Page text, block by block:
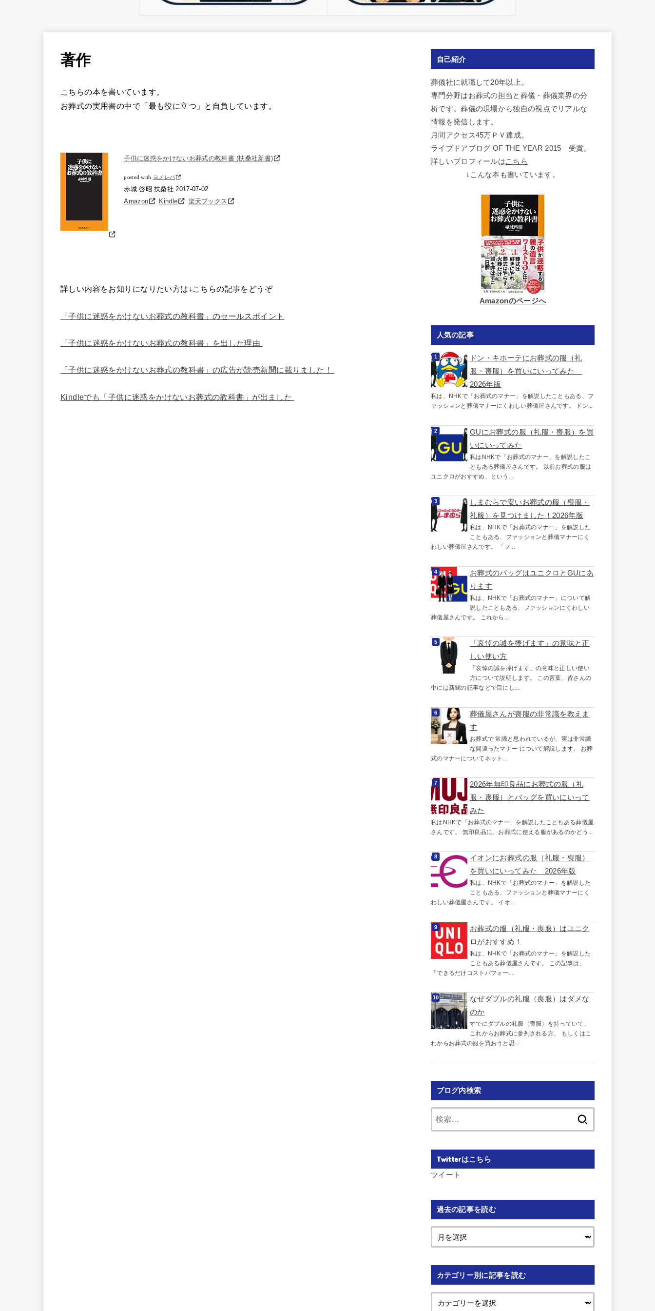
著作
こちらの本を書いています。
お葬式の実用書の中で「最も役に立つ」と自負しています。
子供に迷惑をかけないお葬式の教科書 (扶桑社新書)
posted with ヨメレバ
赤城 啓昭 扶桑社 2017-07-02
Amazon
Kindle 楽天ブックス
詳しい内容をお知りになりたい方は↓こちらの記事をどうぞ
「子供に迷惑をかけないお葬式の教科書」のセールスポイント
「子供に迷惑をかけないお葬式の教科書」を出した理由
「子供に迷惑をかけないお葬式の教科書」の広告が読売新聞に載りました！
Kindleでも「子供に迷惑をかけないお葬式の教科書」が出ました
自己紹介
葬儀社に就職して20年以上。
専門分野はお葬式の担当と葬儀・葬儀業界の分
析です。葬儀の現場から独自の視点でリアルな
情報を発信します。
月間アクセス45万ＰＶ達成。
ライブドアブログ OF THE YEAR 2015 受賞。
詳しいプロフィールはこちら
↓こんな本も書いています。
Amazonのページへ
人気の記事
ドン・キホーテにお葬式の服（礼
服・喪服）を買いにいってみた
2026年版
私は、NHKで「お葬式のマナー」を解説したこともある、フ
ァッションと葬儀マナーにくわしい葬儀屋さんです。 ドン...
GUにお葬式の服（礼服・喪服）を買
いにいってみた
私はNHKで「お葬式のマナー」を解説したこ
ともある葬儀屋さんです。 以前お葬式の服は
ユニクロがおすすめ、という...
しまむらで安いお葬式の服（喪服・
礼服）を見つけました！2026年版
私は、NHKで「お葬式のマナー」を解説した
こともある、ファッションと葬儀マナーにく
わしい葬儀屋さんです。 「フ...
お葬式のバッグはユニクロとGUにあ
ります
私は、NHKで「お葬式のマナー」について解
説したこともある、ファッションにくわしい
葬儀屋さんです。 これから...
「哀悼の誠を捧げます」の意味と正
しい使い方
「哀悼の誠を捧げます」の意味と正しい使い
方について説明します。 この言葉、皆さんの
中には新聞の記事などで目にし...
葬儀屋さんが喪服の非常識を教えま
す
お葬式で 常識と思われているが、実は非常識
な間違ったマナー について解説します。 お葬
式のマナーについてネット...
2026年無印良品にお葬式の服（礼
服・喪服）とバッグを買いにいって
みた
私はNHKで「お葬式のマナー」を解説したこともある葬儀屋
さんです。 無印良品に、お葬式に使える服があるのかどう...
イオンにお葬式の服（礼服・喪服）
を買いにいってみた 2026年版
私は、NHKで「お葬式のマナー」を解説した
こともある、ファッションと葬儀マナーにく
わしい葬儀屋さんです。 イオ...
お葬式の服（礼服・喪服）はユニク
ロがおすすめ！
私は、NHKで「お葬式のマナー」を解説した
こともある葬儀屋さんです。 この記事は、
「できるだけコストパフォー...
なぜダブルの礼服（喪服）はダメな
のか
すでにダブルの礼服（喪服）を持っていて、
これからお葬式に参列される方、 もしくはこ
れからお葬式の服を買おうと思...
ブログ内検索
Twitterはこちら
ツイート
過去の記事を読む
カテゴリー別に記事を読む